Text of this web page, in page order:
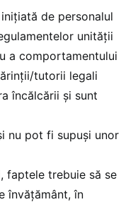
de personalul
unității
a comportamentului
tutorii legali
încălcării și sunt
nu pot fi supuși unor
faptele trebuie să se
învățământ, în